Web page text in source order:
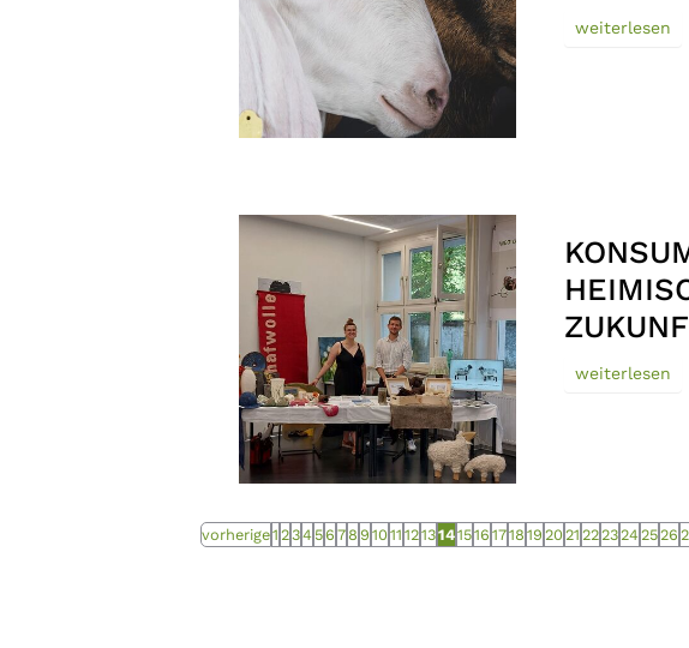
weiterlesen
weiterlesen
vorherige1 234 56 7 8 9 10 11 1213141516 1718 19 20 21 2223242526